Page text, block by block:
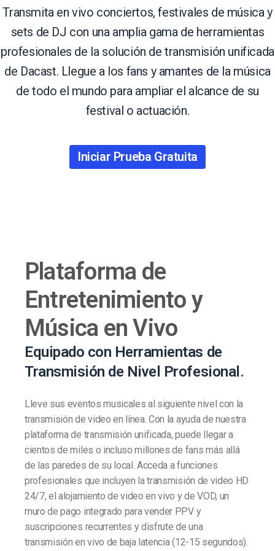
Transmita en vivo conciertos, festivales de música y
sets de DJ con una amplia gama de herramientas
profesionales de la solución de transmisión unificada
de Dacast. Llegue a los fans y amantes de la música
de todo el mundo para ampliar el alcance de su
festival o actuación.
Iniciar Prueba Gratuita
Plataforma de
Entretenimiento y
Música en Vivo
Equipado con Herramientas de
Transmisión de Nivel Profesional.
Lleve sus eventos musicales al siguiente nivel con la
transmisión de video en línea. Con la ayuda de nuestra
plataforma de transmisión unificada, puede llegar a
cientos de miles o incluso millones de fans más allá
de las paredes de su local. Acceda a funciones
profesionales que incluyen la transmisión de video HD
24/7, el alojamiento de video en vivo y de VOD, un
muro de pago integrado para vender PPV y
suscripciones recurrentes y disfrute de una
transmisión en vivo de baja latencia (12-15 segundos).